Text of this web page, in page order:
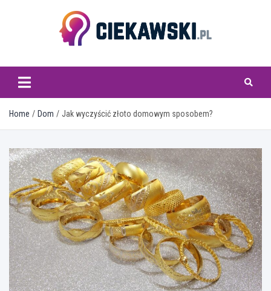
ciekawski.pl
Home Dom Jak wyczyścić złoto domowym sposobem?